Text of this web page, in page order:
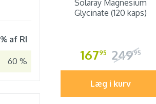
% af RI
60 %
Solaray Magnesium
Glycinate (120 kaps)
16795 24995
Læg i kurv